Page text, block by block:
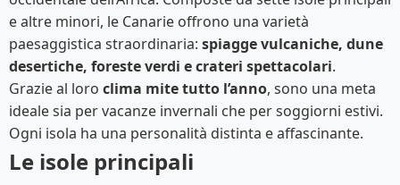
e altre minori, le Canarie offrono una varietà
paesaggistica straordinaria: spiagge vulcaniche, dune
desertiche, foreste verdi e crateri spettacolari.
Grazie al loro clima mite tutto l’anno, sono una meta
ideale sia per vacanze invernali che per soggiorni estivi.
Ogni isola ha una personalità distinta e affascinante.
Le isole principali